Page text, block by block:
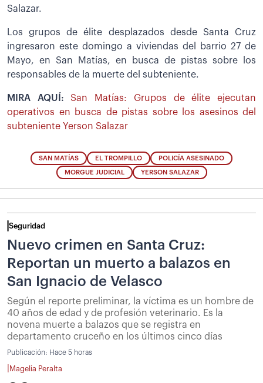
Salazar.
Los grupos de élite desplazados desde Santa Cruz
ingresaron este domingo a viviendas del barrio 27 de
Mayo, en San Matías, en busca de pistas sobre los
responsables de la muerte del subteniente.
MIRA AQUÍ:San Matías: Grupos de élite ejecutan
operativos en busca de pistas sobre los asesinos del
subteniente Yerson Salazar
SAN MATÍAS EL TROMPILLO POLICÍA ASESINADO
MORGUE JUDICIAL YERSON SALAZAR
Seguridad
Nuevo crimen en Santa Cruz:
Reportan un muerto a balazos en
San Ignacio de Velasco
Según el reporte preliminar, la víctima es un hombre de
40 años de edad y de profesión veterinario. Es la
novena muerte a balazos que se registra en
departamento cruceño en los últimos cinco días
Publicación: Hace 5 horas
Magelia Peralta